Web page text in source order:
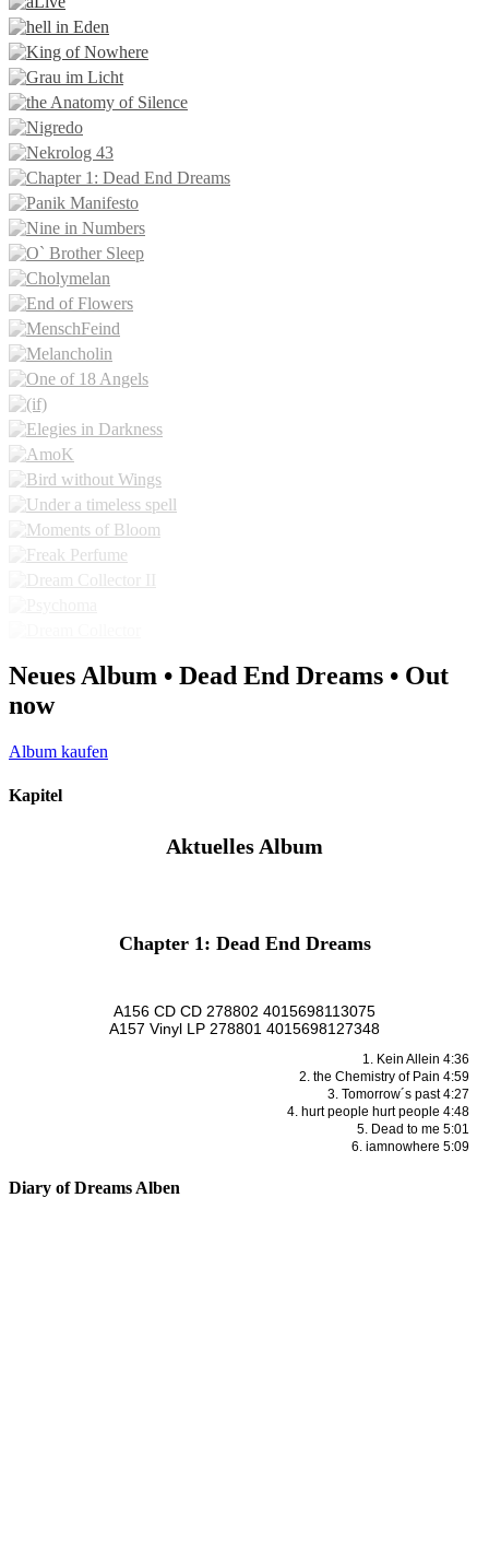
Neues Album • Dead End Dreams • Out
now
Album kaufen
Kapitel
Aktuelles Album
Chapter 1: Dead End Dreams
A156 CD CD 278802 4015698113075
A157 Vinyl LP 278801 4015698127348
1. Kein Allein 4:36
2. the Chemistry of Pain 4:59
3. Tomorrow´s past 4:27
4. hurt people hurt people 4:48
5. Dead to me 5:01
6. iamnowhere 5:09
Diary of Dreams Alben